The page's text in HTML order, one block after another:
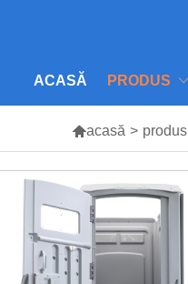
ACASĂ PRODUS
acasă > produs